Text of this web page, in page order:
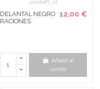
DELANTAL NEGRO
RACIONES
12,00 €
Añadir al
carrito